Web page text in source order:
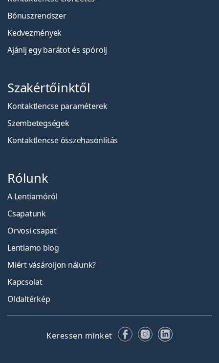
Bónuszrendszer
Kedvezmények
Ajánlj egy barátot és spórolj
Szakértőinktől
Kontaktlencse paraméterek
Szembetegségek
Kontaktlencse összehasonlítás
Rólunk
A Lentiamóról
Csapatunk
Orvosi csapat
Lentiamo blog
Miért vásároljon nálunk?
Kapcsolat
Oldaltérkép
Keressen minket FacebookInstagram
LinkedIn